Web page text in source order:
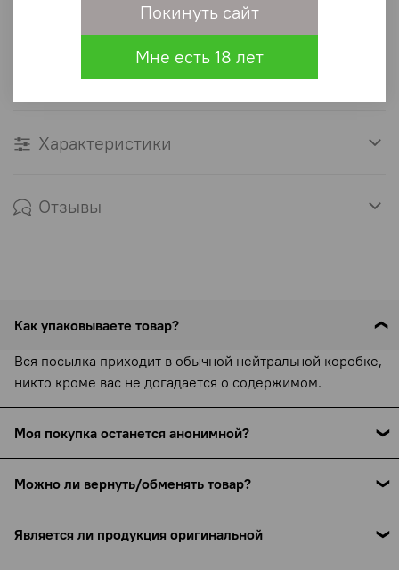
вибрацию или пальцы, чтобы вызвать усиленный
вставьте виброяцо и используйте простые упражнения
на удержание.
Характеристики
Отзывы
Как упаковываете товар?
Вся посылка приходит в обычной нейтральной коробке,
никто кроме вас не догадается о содержимом.
Моя покупка останется анонимной?
СДЭК) обязаны указывать наименование товара в
накладной — это требование закона. Мы указываем
только название бренда (например, Pjur или Bijoux
Можно ли вернуть/обменять товар?
обмену, но если есть производственный брак — мы
Является ли продукция оригинальной
Покинуть сайт
Мне есть 18 лет